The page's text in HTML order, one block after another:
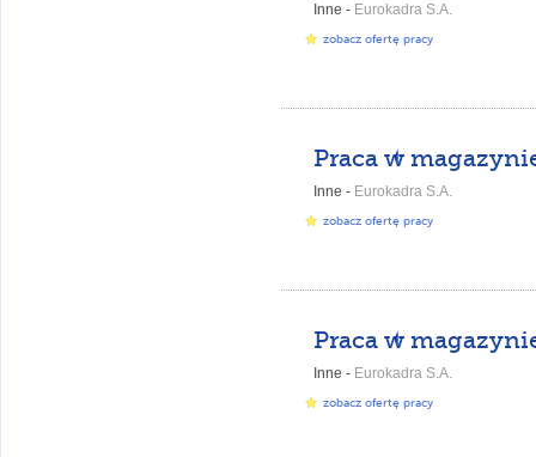
Inne - Eurokadra S.A.
zobacz ofertę pracy
Inne - Eurokadra S.A.
zobacz ofertę pracy
Inne - Eurokadra S.A.
zobacz ofertę pracy